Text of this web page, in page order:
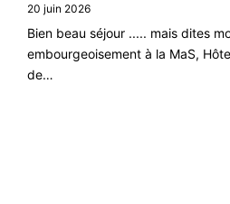
20 juin 2026
Bien beau séjour ..... mais dites
embourgeoisement à la MaS,
de…